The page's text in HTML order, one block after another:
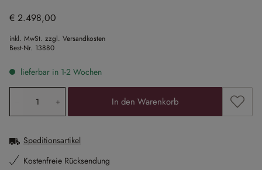
€ 2.498,00
inkl. MwSt. zzgl. Versandkosten
Best-Nr. 13880
lieferbar in 1-2 Wochen
Produkt Anzahl: Gib den gewünschten Wert ein oder
In den Warenkorb Zum
Speditionsartikel
Kostenfreie Rücksendung